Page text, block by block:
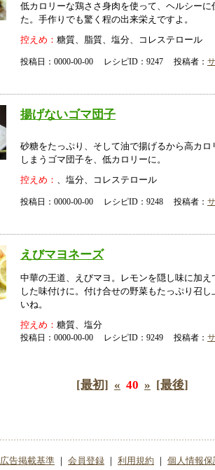
低カロリーな鶏ささ身肉を使って、ヘルシーに
た。手作りでも驚く程の出来栄えですよ。
控えめ： 糖質、脂質、塩分、コレステロール
投稿日：0000-00-00 レシピID：9247 投稿者：
揚げないゴマ団子
砂糖をたっぷり、そして油で揚げるから高カロ
しまうゴマ団子を、低カロリーに。
控えめ： 、塩分、コレステロール
投稿日：0000-00-00 レシピID：9248 投稿者：
えびマヨネーズ
中華の王道、えびマヨ。レモンを隠し味に加え
した味付けに。付け合せの野菜もたっぷり召し
いね。
控えめ： 糖質、塩分
投稿日：0000-00-00 レシピID：9249 投稿者：
[最初] « 40 » [最後]
広告掲載基準 ｜ 会員登録 ｜ 利用規約 ｜ 個人情報保